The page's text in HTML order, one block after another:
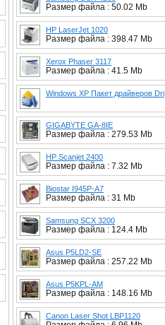
Размер файла : 50.02 Mb
HP LaserJet 1020
Размер файла : 398.47 Mb
Xerox Phaser 3117
Размер файла : 41.5 Mb
Windows XP Пакет драйверов Dri
GIGABYTE GA-8IE
Размер файла : 279.53 Mb
HP Scanjet 2400
Размер файла : 7.32 Mb
Biostar I945P-A7
Размер файла : 31 Mb
Samsung SCX 3200
Размер файла : 124.4 Mb
Asus P5LD2-SE
Размер файла : 257.22 Mb
Asus P5KPL-AM
Размер файла : 148.16 Mb
Canon Laser Shot LBP1120